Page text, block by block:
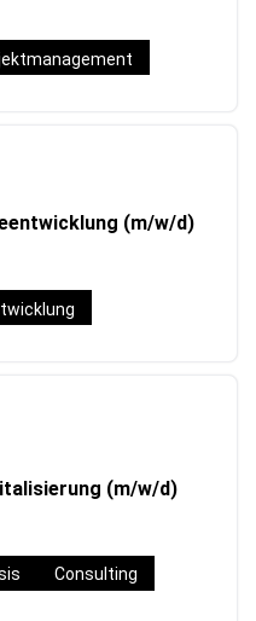
(m/w/d)
(m/w/d)
Consulting